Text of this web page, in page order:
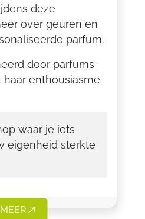
deze
over geuren en
parfum.
door parfums
enthousiasme
waar je iets
eigenheid sterkte